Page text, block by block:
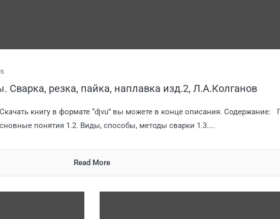
Сварка, резка, пайка, наплавка изд.2, Л.А.Колганов
книгу в формате “djvu” вы можете в конце описания. Содержание:
понятия 1.2. Виды, способы, методы сварки 1.3....
Read More